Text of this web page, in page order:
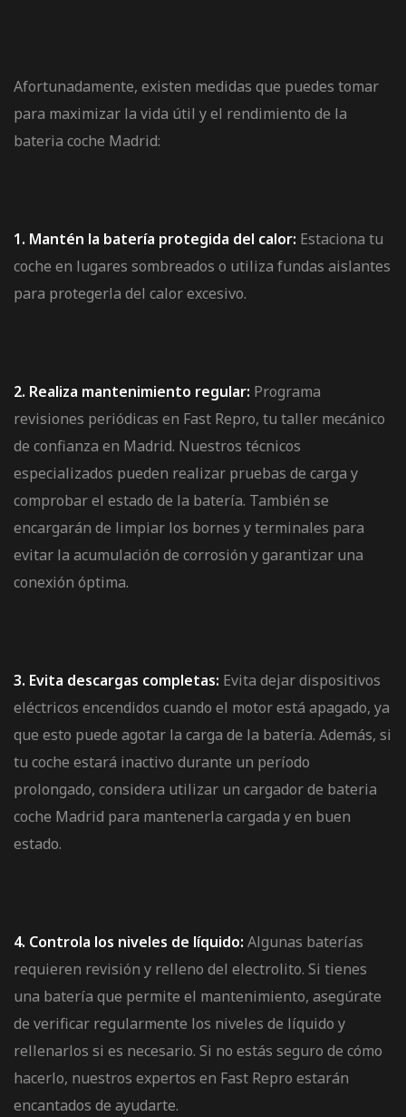
Afortunadamente, existen medidas que puedes tomar
para maximizar la vida útil y el rendimiento de la
bateria coche Madrid:
1. Mantén la batería protegida del calor: Estaciona tu
coche en lugares sombreados o utiliza fundas aislantes
para protegerla del calor excesivo.
2. Realiza mantenimiento regular: Programa
revisiones periódicas en Fast Repro, tu taller mecánico
de confianza en Madrid. Nuestros técnicos
especializados pueden realizar pruebas de carga y
comprobar el estado de la batería. También se
encargarán de limpiar los bornes y terminales para
evitar la acumulación de corrosión y garantizar una
conexión óptima.
3. Evita descargas completas: Evita dejar dispositivos
eléctricos encendidos cuando el motor está apagado, ya
que esto puede agotar la carga de la batería. Además, si
tu coche estará inactivo durante un período
prolongado, considera utilizar un cargador de bateria
coche Madrid para mantenerla cargada y en buen
estado.
4. Controla los niveles de líquido: Algunas baterías
requieren revisión y relleno del electrolito. Si tienes
una batería que permite el mantenimiento, asegúrate
de verificar regularmente los niveles de líquido y
rellenarlos si es necesario. Si no estás seguro de cómo
hacerlo, nuestros expertos en Fast Repro estarán
encantados de ayudarte.